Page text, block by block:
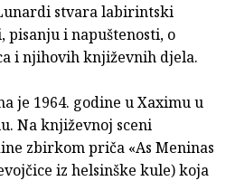
stvara labirintski
pisanju i napuštenosti, o
i njihovih književnih djela.
je 1964. godine u Xaximu u
Na književnoj sceni
zbirkom priča «As Meninas
iz helsinške kule) koja